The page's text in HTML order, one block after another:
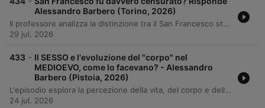
Alessandro Barbero (Torino, 2026)
Il professore analizza la distinzione tra il San Francesco storico e la sua figura nell'immaginario collettivo, spiegando come ogni epoca abbia reinterpretato i suoi valori. L'intervista smentisce le moderne etichette di pacifista o antispecista per restituire la complessità dell'uomo originale, esaminando episodi come l'incontro con il sultano e il rapporto con il creato. Il percorso esplora inoltre la visione di Francesco sulla bontà della materia in contrapposizione all'eresia catara e la tensione tra uguaglianza spirituale e disuguaglianza sociale nel Medioevo. Viene analizzato il suo approccio alla cultura, caratterizzato da una semplicità linguistica che rifiutava l'intellettualismo eccessivo, e la sua lotta per un ritorno radicale alla povertà evangelica.
29 jul. 2026
433 - Il SESSO e l'evoluzione del "corpo" nel
MEDIOEVO, come lo facevano? - Alessandro
Barbero (Pistoia, 2026)
L'episodio esplora la percezione della vita, del corpo e della scienza nel Medioevo, smentendo i miti sulla bassa aspettativa di vita e analizzando le strutture mentali dell'epoca influenzate da fonti bibliche e aristoteliche. Attraverso l'analisi di figure come Dante, San Francesco e Pier Damiani, si approfondisce il complesso rapporto tra anima e corpo, oscillante tra ascesi e riconoscimento della fisiologia. Il viaggio prosegue analizzando le teorie mediche e la morale sessuale del tempo, dal dibattito sulla fisiologia del concepimento alle innovazioni nell'anatomia e nella chirurgia. Vengono esaminate le tensioni tra dovere coniugale, pratiche ascetiche e l'emergere di una scienza basata sull'osservazione diretta.
24 jul. 2026